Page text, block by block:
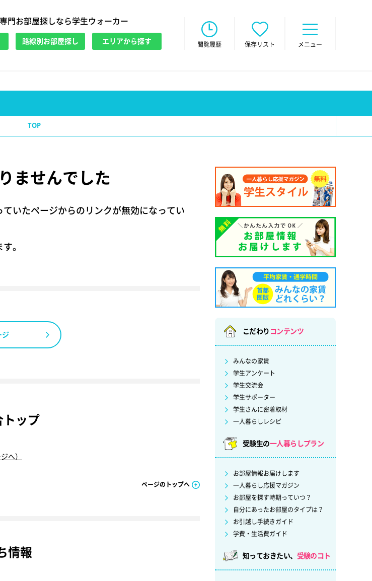
門お部屋探しなら学生ウォーカー
路線別お部屋探し エリアから探す 閲覧履歴 保存リスト メニュー
TOP
ませんでした
いたページからのリンクが無効になってい
。
ジ
トップ
へ）
ページのトップへ
情報
こだわり コンテンツ
みんなの家賃
学生アンケート
学生交流会
学生サポーター
学生さんに密着取材
一人暮らしレシピ
受験生の一人暮らしプラン
お部屋情報お届けします
一人暮らし応援マガジン
お部屋を探す時期っていつ？
自分にあったお部屋のタイプは？
お引越し手続きガイド
学費・生活費ガイド
知っておきたい、 受験のコト